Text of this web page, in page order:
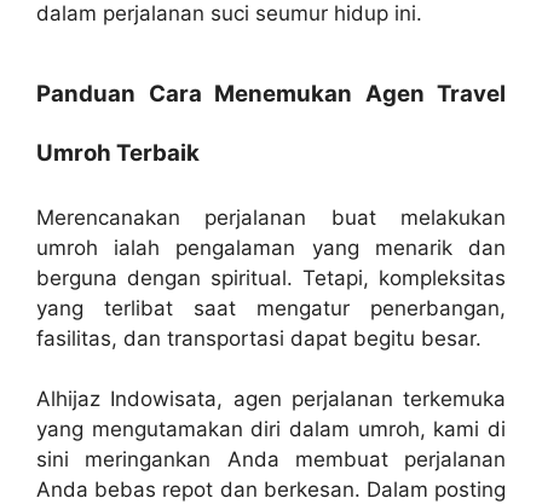
dalam perjalanan suci seumur hidup ini.
Panduan Cara Menemukan Agen Travel
Umroh Terbaik
Merencanakan perjalanan buat melakukan
umroh ialah pengalaman yang menarik dan
berguna dengan spiritual. Tetapi, kompleksitas
yang terlibat saat mengatur penerbangan,
fasilitas, dan transportasi dapat begitu besar.
Alhijaz Indowisata, agen perjalanan terkemuka
yang mengutamakan diri dalam umroh, kami di
sini meringankan Anda membuat perjalanan
Anda bebas repot dan berkesan. Dalam posting